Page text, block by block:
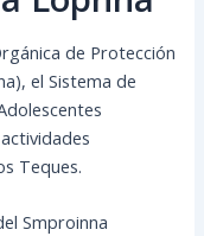
de Protección
el Sistema de
Teques.
Smproinna